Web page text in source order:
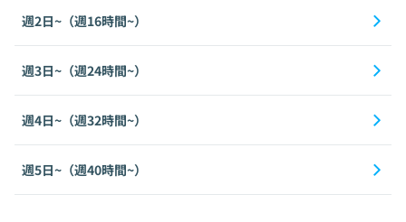
週2日~（週16時間~）
週3日~（週24時間~）
週4日~（週32時間~）
週5日~（週40時間~）